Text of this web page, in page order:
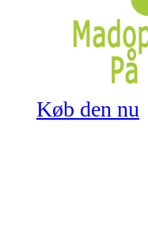
Køb den nu